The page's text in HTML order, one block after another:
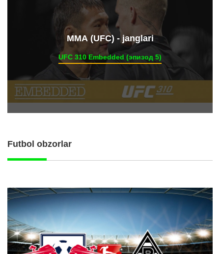
ММА (UFC) - janglari
UFC 310 Embedded (эпизод 5)
Futbol obzorlar